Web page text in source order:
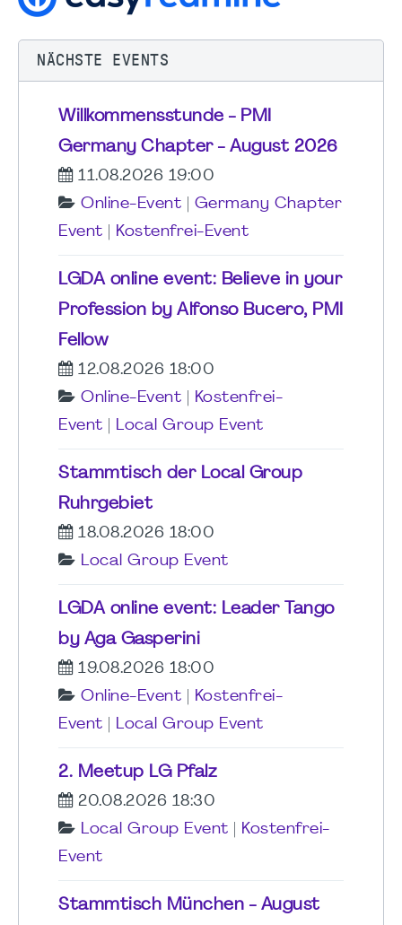
NÄCHSTE EVENTS
Willkommensstunde - PMI
Germany Chapter - August 2026
11.08.2026 19:00
Online-Event
Germany Chapter
Event
Kostenfrei-Event
LGDA online event: Believe in your
Profession by Alfonso Bucero, PMI
Fellow
12.08.2026 18:00
Online-Event
Kostenfrei-
Event
Local Group Event
Stammtisch der Local Group
Ruhrgebiet
18.08.2026 18:00
Local Group Event
LGDA online event: Leader Tango
by Aga Gasperini
19.08.2026 18:00
Online-Event
Kostenfrei-
Event
Local Group Event
2. Meetup LG Pfalz
20.08.2026 18:30
Local Group Event
Kostenfrei-
Event
Stammtisch München - August